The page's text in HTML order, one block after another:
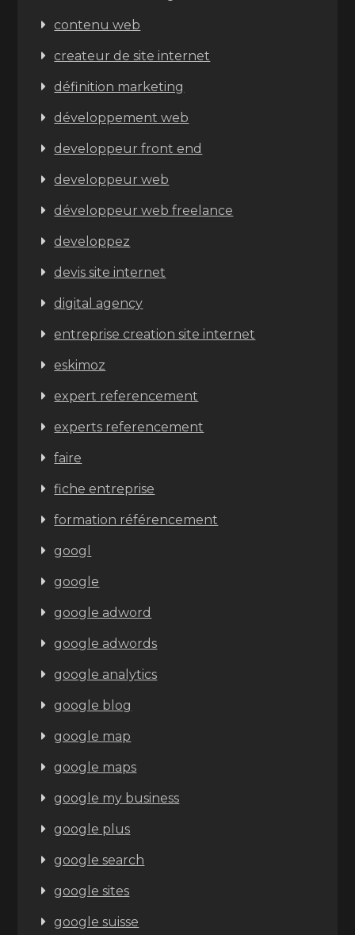
contenu web
createur de site internet
définition marketing
développement web
developpeur front end
developpeur web
développeur web freelance
developpez
devis site internet
digital agency
entreprise creation site internet
eskimoz
expert referencement
experts referencement
faire
fiche entreprise
formation référencement
googl
google
google adword
google adwords
google analytics
google blog
google map
google maps
google my business
google plus
google search
google sites
google suisse